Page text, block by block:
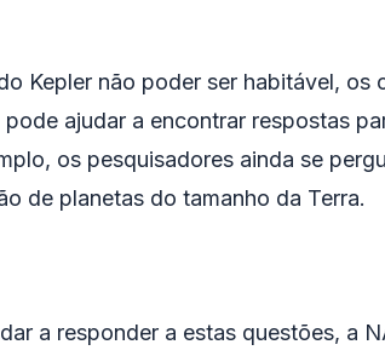
Kepler não poder ser habitável,
ajudar a encontrar respostas
os pesquisadores ainda se
de planetas do tamanho da Terra.
a responder a estas questões, a